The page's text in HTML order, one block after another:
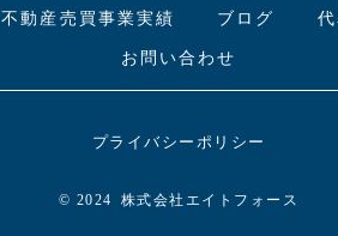
不動産売買事業実績 ブログ
お問い合わせ
プライバシーポリシー
© 2024 株式会社エイトフォース